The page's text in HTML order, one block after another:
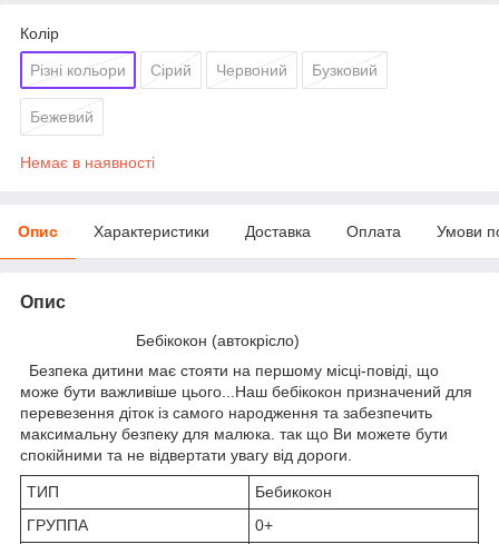
Колір
Різні кольори Сірий Червоний Бузковий
Бежевий
Немає в наявності
Опис Характеристики Доставка Оплата Умови
Опис
Бебікокон (автокрісло)
Безпека дитини має стояти на першому місці-повіді, що
може бути важливіше цього...Наш бебікокон призначений для
перевезення діток із самого народження та забезпечить
максимальну безпеку для малюка. так що Ви можете бути
спокійними та не відвертати увагу від дороги.
ТИП
Бебикокон
ГРУППА
0+